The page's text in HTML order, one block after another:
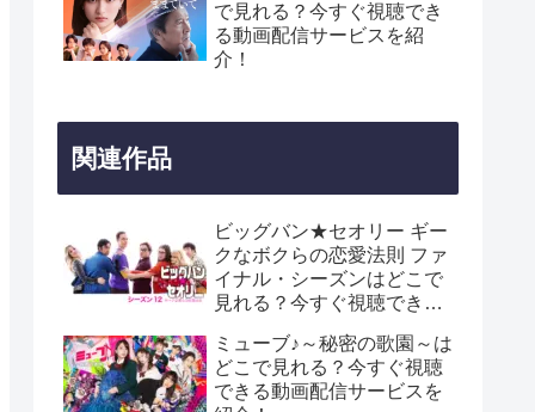
で見れる？今すぐ視聴でき
る動画配信サービスを紹
介！
関連作品
ビッグバン★セオリー ギー
クなボクらの恋愛法則 ファ
イナル・シーズンはどこで
見れる？今すぐ視聴できる
ミューブ♪～秘密の歌園～は
どこで見れる？今すぐ視聴
できる動画配信サービスを